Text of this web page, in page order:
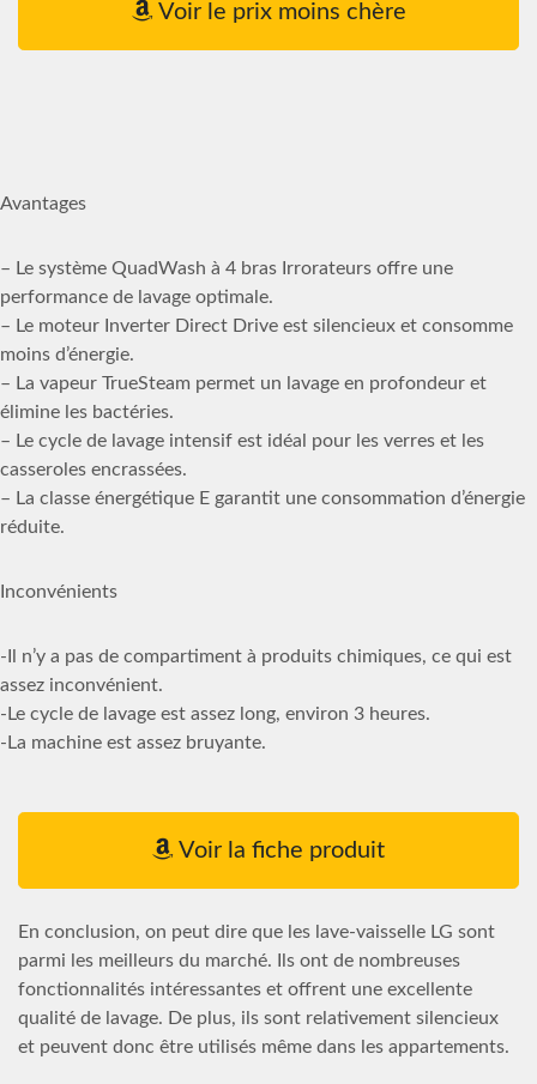
Voir le prix moins chère
Avantages
– Le système QuadWash à 4 bras Irrorateurs offre une
performance de lavage optimale.
– Le moteur Inverter Direct Drive est silencieux et consomme
moins d’énergie.
– La vapeur TrueSteam permet un lavage en profondeur et
élimine les bactéries.
– Le cycle de lavage intensif est idéal pour les verres et les
casseroles encrassées.
– La classe énergétique E garantit une consommation d’énergie
réduite.
Inconvénients
-Il n’y a pas de compartiment à produits chimiques, ce qui est
assez inconvénient.
-Le cycle de lavage est assez long, environ 3 heures.
-La machine est assez bruyante.
Voir la fiche produit
En conclusion, on peut dire que les lave-vaisselle LG sont
parmi les meilleurs du marché. Ils ont de nombreuses
fonctionnalités intéressantes et offrent une excellente
qualité de lavage. De plus, ils sont relativement silencieux
et peuvent donc être utilisés même dans les appartements.